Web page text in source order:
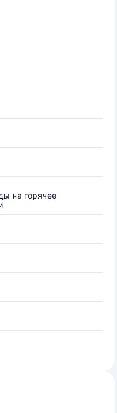
на горячее